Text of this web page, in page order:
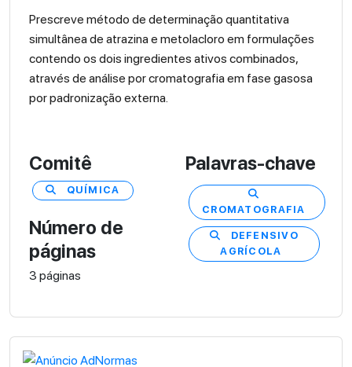
Prescreve método de determinação quantitativa
simultânea de atrazina e metolacloro em formulações
contendo os dois ingredientes ativos combinados,
através de análise por cromatografia em fase gasosa
por padronização externa.
Comitê
QUÍMICA
Número de
páginas
3 páginas
Palavras-chave
CROMATOGRAFIA
DEFENSIVO
AGRÍCOLA